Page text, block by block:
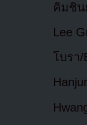
คิมชิน
Lee
โบรา/